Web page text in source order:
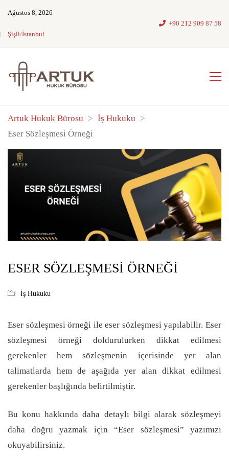
Ağustos 8, 2026
Şişli/İstanbul
+90 212 909 87 58
Artuk Hukuk Bürosu > İş Hukuku >
Eser Sözleşmesi Örneği
ESER SÖZLEŞMESI ÖRNEĞI
İş Hukuku
Eser sözleşmesi örneği ile eser sözleşmesi yapılabilir. Eser
sözleşmesi örneği doldurulurken dikkat edilmesi
gerekenler hem sözleşmenin içerisinde yer alan
talimatlarda hem de aşağıda yer alan dikkat edilmesi
gerekenler başlığında belirtilmiştir.
Bu konu hakkında daha detaylı bilgi alarak sözleşmeyi
daha doğru yazmak için “Eser sözleşmesi” yazımızı
okuyabilirsiniz.